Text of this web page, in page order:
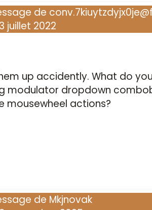
de
3 juillet 2022
up accidently. What do
modulator dropdown
mousewheel actions?
de Mkjnovak